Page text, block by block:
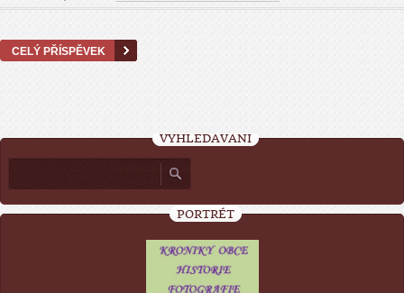
CELÝ PŘÍSPĚVEK
VYHLEDÁVÁNÍ
PORTRÉT